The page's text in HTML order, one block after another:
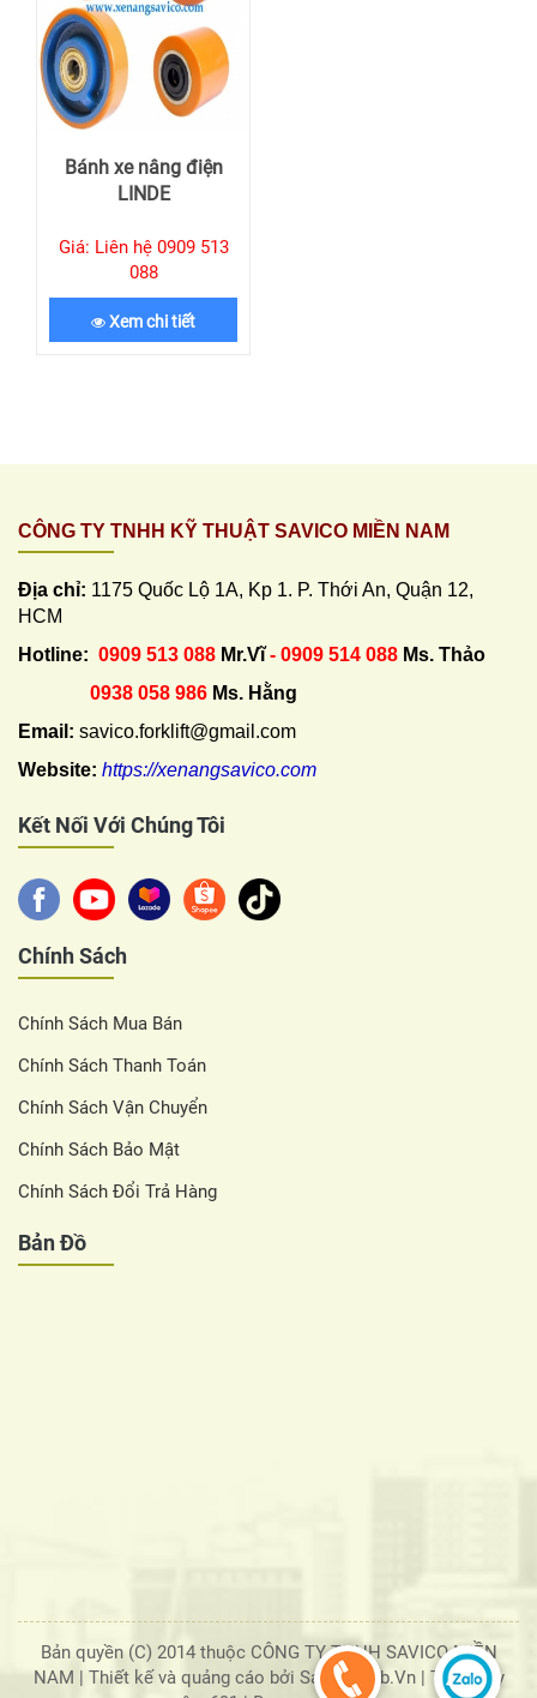
Bánh xe nâng điện
LINDE
Giá: Liên hệ 0909 513
088
Xem chi tiết
CÔNG TY TNHH KỸ THUẬT SAVICO MIỀN NAM
Địa chỉ: 1175 Quốc Lộ 1A, Kp 1. P. Thới An, Quận 12,
HCM
Hotline: 0909 513 088 Mr.Vĩ- 0909 514 088 Ms. Thảo
0938 058 986 Ms. Hằng
Email: savico.forklift@gmail.com
Website: https://xenangsavico.com
Kết Nối Với Chúng Tôi
Chính Sách
Chính Sách Mua Bán
Chính Sách Thanh Toán
Chính Sách Vận Chuyển
Chính Sách Bảo Mật
Chính Sách Đổi Trả Hàng
Bản Đồ
Bản quyền (C) 2014 thuộc CÔNG TY TNHH SAVICO MIỀN
NAM | Thiết kế và quảng cáo bởi SaigonWeb.Vn | Tổng truy